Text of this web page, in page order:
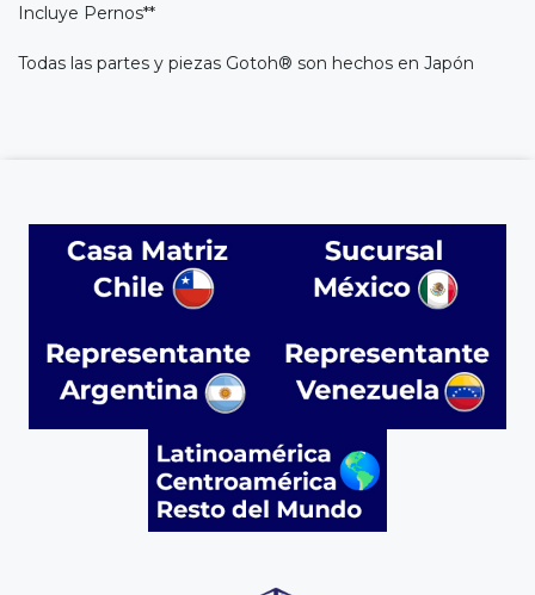
Incluye Pernos**
Todas las partes y piezas Gotoh® son hechos en Japón